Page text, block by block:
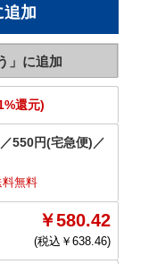
還元)
／550円(宅急便) ／
料無料
￥580.42
(税込￥ 638.46)